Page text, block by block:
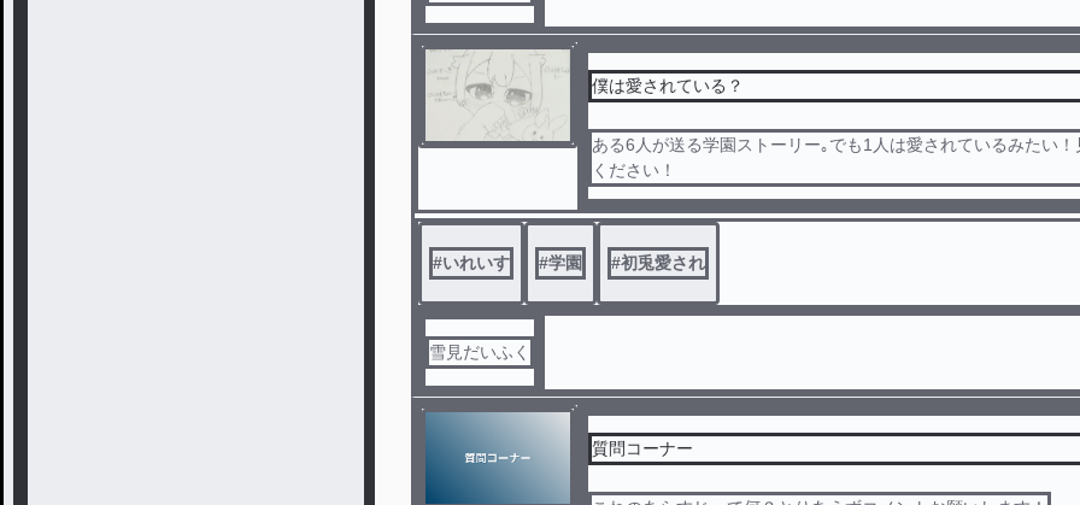
僕は愛されている？
ある6人が送る学園ストーリー｡でも1人は愛されているみたい
ください！
#いれいす #学園 #初兎愛され
雪見だいふく
質問コーナー